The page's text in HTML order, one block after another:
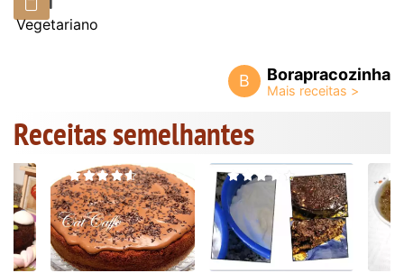
Vegetariano
B Borapracozinha
Receitas semelhantes